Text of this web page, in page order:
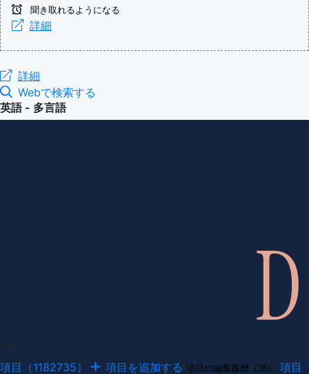
聞き取れるようになる
詳細
詳細
Webで検索する
英語 - 多言語
項目（1182735） 項目を追加する 項目の編集履歴（35）
項目